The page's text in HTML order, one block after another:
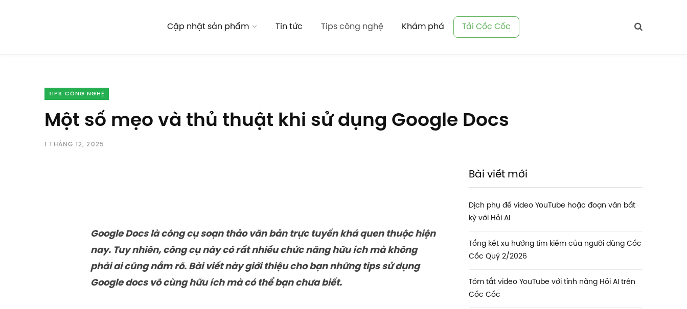
Cập nhật sản phẩm Tin tức Tips công nghệ Khám phá Tải Cốc Cốc
TIPS CÔNG NGHỆ
Một số mẹo và thủ thuật khi sử dụng Google Docs
1 THÁNG 12, 2025
Google Docs là công cụ soạn thảo văn bản trực tuyến khá quen thuộc hiện
nay. Tuy nhiên, công cụ này có rất nhiều chức năng hữu ích mà không
phải ai cũng nắm rõ. Bài viết này giới thiệu cho bạn những tips sử dụng
Google docs vô cùng hữu ích mà có thể bạn chưa biết.
Bài viết mới
Dịch phụ đề video YouTube hoặc đoạn văn bất
kỳ với Hỏi AI
Tổng kết xu hướng tìm kiếm của người dùng Cốc
Cốc Quý 2/2026
Tóm tắt video YouTube với tính năng Hỏi AI trên
Cốc Cốc